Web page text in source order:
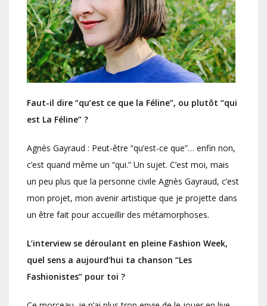
Faut-il dire “qu’est ce que la Féline”, ou plutôt “qui
est La Féline” ?
Agnès Gayraud : Peut-être “qu’est-ce que”… enfin non,
c’est quand même un “qui.” Un sujet. C’est moi, mais
un peu plus que la personne civile Agnès Gayraud, c’est
mon projet, mon avenir artistique que je projette dans
un être fait pour accueillir des métamorphoses.
L’interview se déroulant en pleine Fashion Week,
quel sens a aujourd’hui ta chanson “Les
Fashionistes” pour toi ?